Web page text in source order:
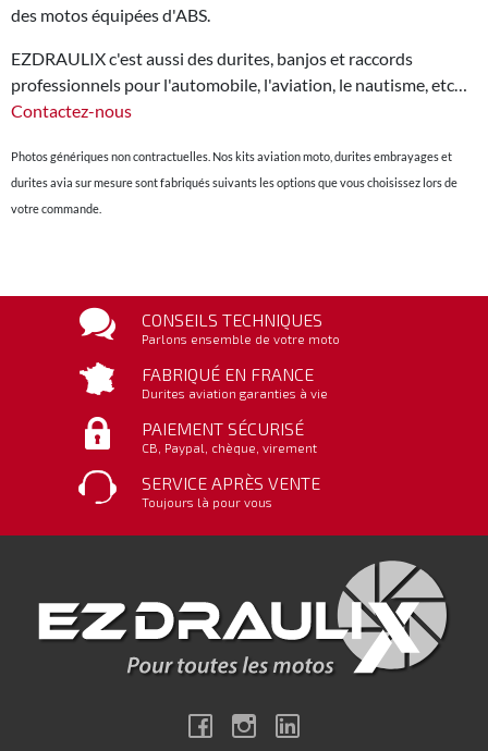
des motos équipées d'ABS.
EZDRAULIX c'est aussi des durites, banjos et raccords
professionnels pour l'automobile, l'aviation, le nautisme, etc…
Contactez-nous
Photos génériques non contractuelles. Nos kits aviation moto, durites embrayages et
durites avia sur mesure sont fabriqués suivants les options que vous choisissez lors de
votre commande.
CONSEILS TECHNIQUES
Parlons ensemble de votre moto
FABRIQUÉ EN FRANCE
Durites aviation garanties à vie
PAIEMENT SÉCURISÉ
CB, Paypal, chèque, virement
SERVICE APRÈS VENTE
Toujours là pour vous
FacebookInstagram